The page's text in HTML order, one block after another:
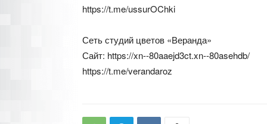
https://t.me/ussurOChki
Сеть студий цветов «Веранда»
Сайт: https://xn--80aaejd3ct.xn--80asehdb/
https://t.me/verandaroz